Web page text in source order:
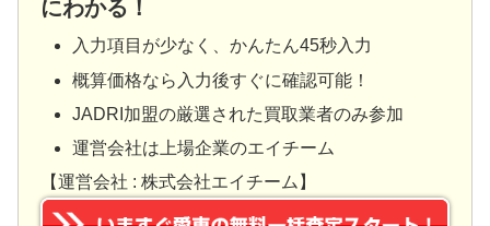
にわかる！
入力項目が少なく、かんたん45秒入力
概算価格なら入力後すぐに確認可能！
JADRI加盟の厳選された買取業者のみ参加
運営会社は上場企業のエイチーム
【運営会社 : 株式会社エイチーム】